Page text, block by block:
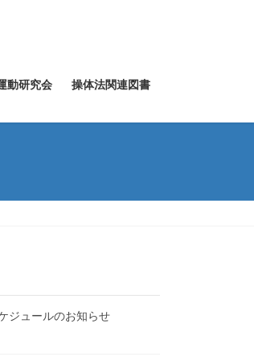
動研究会 操体法関連図書
ジュールのお知らせ